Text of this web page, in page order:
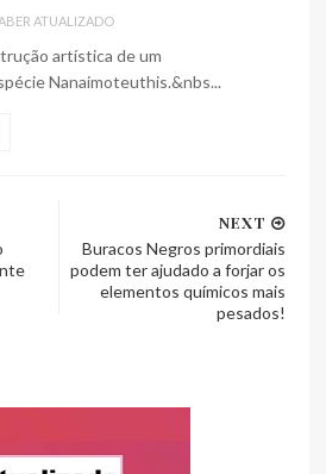
ATUALIZADO
artística de um
Nanaimoteuthis.&nbs...
NEXT
Buracos Negros primordiais
podem ter ajudado a forjar os
elementos químicos mais
pesados!